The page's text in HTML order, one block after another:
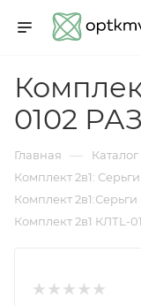
0102
Главная — Каталог
Комплект 2в1:
Комплект
Комплект 2в1 КЛТL-